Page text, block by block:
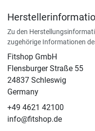
Zu den
zugehörige Informationen
Fitshop GmbH
Flensburger Straße 55
24837 Schleswig
Germany
+49 4621 42100
info@fitshop.de